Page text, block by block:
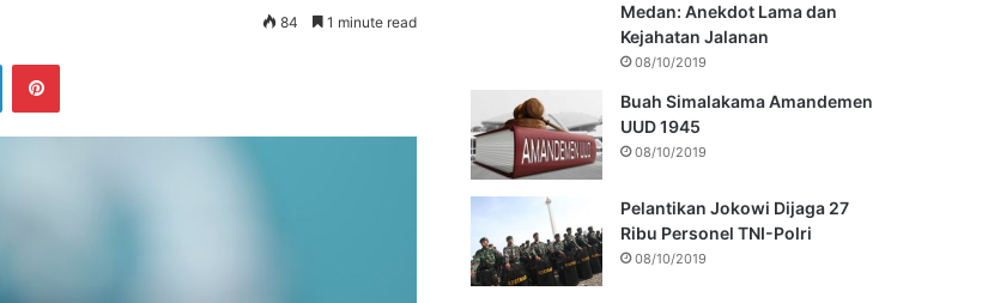
84 1 minute read
LinkedInPinterest
Medan: Anekdot Lama dan
Kejahatan Jalanan
08/10/2019
Buah Simalakama Amandemen
UUD 1945
08/10/2019
Pelantikan Jokowi Dijaga 27
Ribu Personel TNI-Polri
08/10/2019